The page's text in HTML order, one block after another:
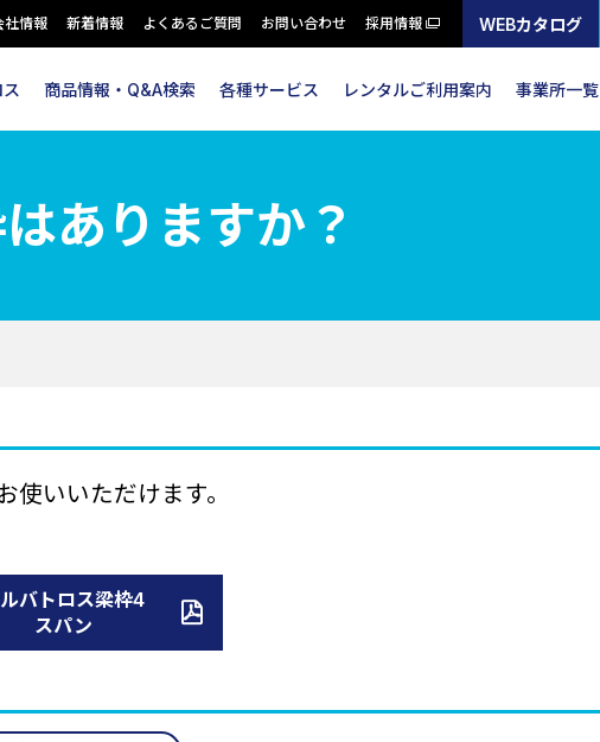
社情報 新着情報 よくあるご質問 お問い合わせ 採用情報 WEBカタログ
商品情報・Q&A検索 各種サービス レンタルご利用案内 事業所一覧
ありますか？
いいただけます。
バトロス梁枠4
スパン